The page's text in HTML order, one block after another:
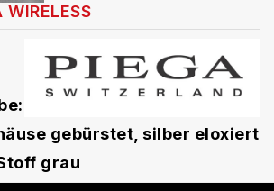
WIRELESS
gebürstet, silber eloxiert
grau